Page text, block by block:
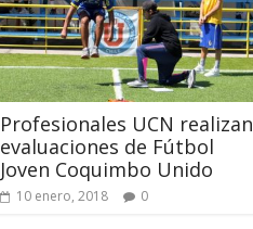
Profesionales UCN realizan
evaluaciones de Fútbol
Joven Coquimbo Unido
10 enero, 2018 0